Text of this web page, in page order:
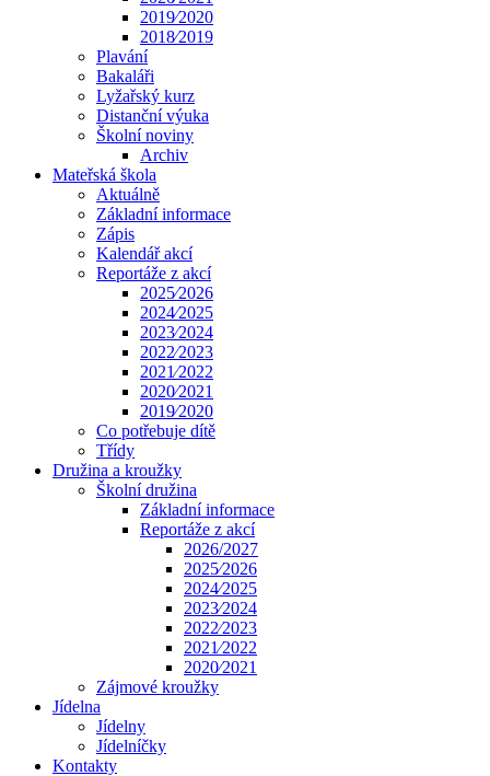
2019⁄2020
2018⁄2019
Plavání
Bakaláři
Lyžařský kurz
Distanční výuka
Školní noviny
Archiv
Mateřská škola
Aktuálně
Základní informace
Zápis
Kalendář akcí
Reportáže z akcí
2025⁄2026
2024⁄2025
2023⁄2024
2022⁄2023
2021⁄2022
2020⁄2021
2019⁄2020
Co potřebuje dítě
Třídy
Družina a kroužky
Školní družina
Základní informace
Reportáže z akcí
2026/2027
2025⁄2026
2024⁄2025
2023⁄2024
2022⁄2023
2021⁄2022
2020⁄2021
Zájmové kroužky
Jídelna
Jídelny
Jídelníčky
Kontakty